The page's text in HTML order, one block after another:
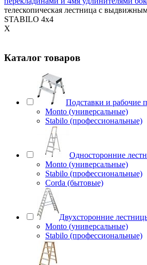
телескопическая лестница с
STABILO 4х4
X
Каталог товаров
Подставки и рабочие
Monto (универсальные)
Stabilo (профессиональные)
Односторонние
Monto (универсальные)
Stabilo (профессиональные)
Corda (бытовые)
Двухсторонние
Monto (универсальные)
Stabilo (профессиональные)